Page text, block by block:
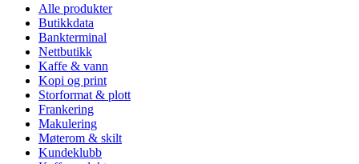
Alle produkter
Butikkdata
Bankterminal
Nettbutikk
Kaffe & vann
Kopi og print
Storformat & plott
Frankering
Makulering
Møterom & skilt
Kundeklubb